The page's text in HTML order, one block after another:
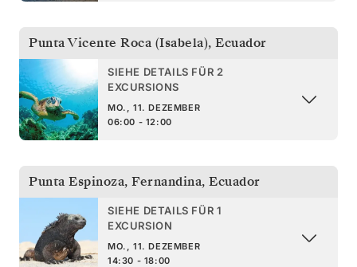
Punta Vicente Roca (Isabela), Ecuador
SIEHE DETAILS FÜR 2
EXCURSIONS
MO., 11. DEZEMBER
06:00 - 12:00
Punta Espinoza, Fernandina, Ecuador
SIEHE DETAILS FÜR 1
EXCURSION
MO., 11. DEZEMBER
14:30 - 18:00